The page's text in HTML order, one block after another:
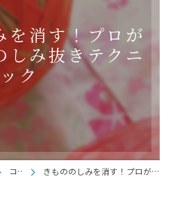
を消す！プロが
しみ抜きテクニ
ック
コラム きもののしみを消す！プロが教える究極のしみ抜きテクニック